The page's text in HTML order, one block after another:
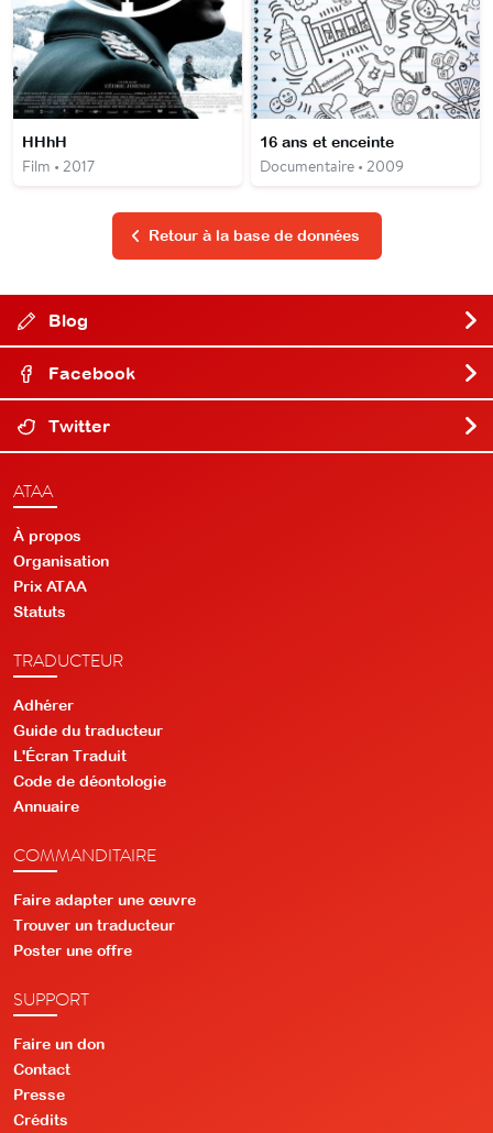
HHhH
Film • 2017
16 ans et enceinte
Documentaire • 2009
Retour à la base de données
Blog
Facebook
Twitter
ATAA
À propos
Organisation
Prix ATAA
Statuts
TRADUCTEUR
Adhérer
Guide du traducteur
L'Écran Traduit
Code de déontologie
Annuaire
COMMANDITAIRE
Faire adapter une œuvre
Trouver un traducteur
Poster une offre
SUPPORT
Faire un don
Contact
Presse
Crédits